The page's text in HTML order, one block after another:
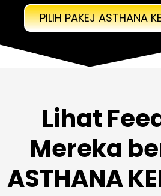
PILIH PAKEJ ASTHANA
Lihat
Mereka
ASTHANA